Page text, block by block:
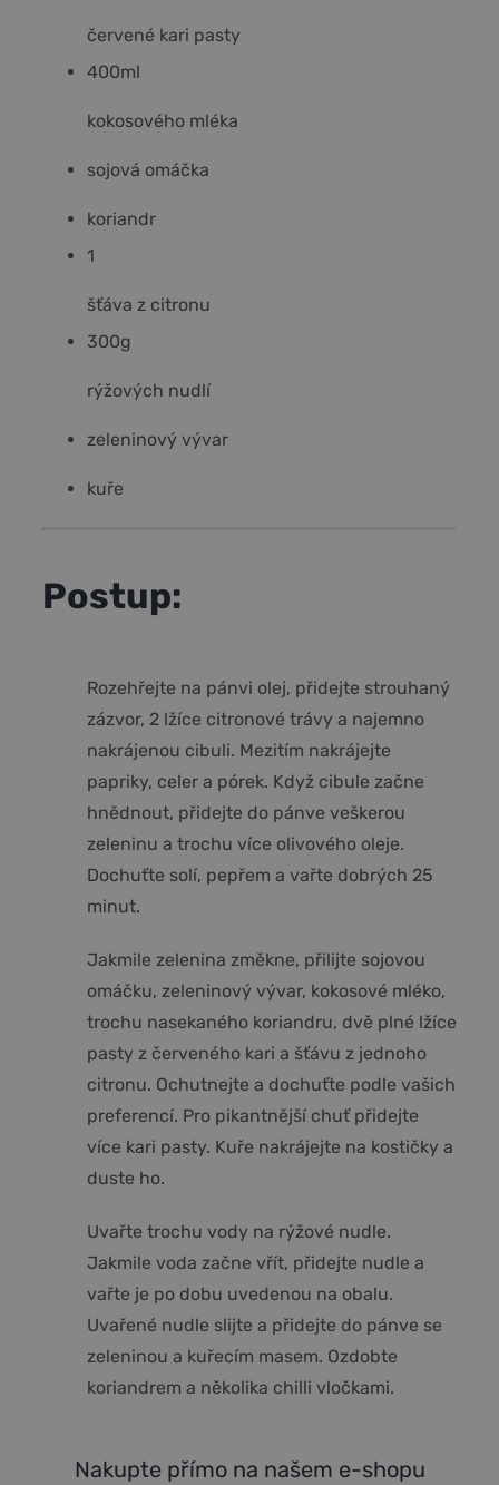
červené kari pasty
400ml
kokosového mléka
sojová omáčka
koriandr
1
šťáva z citronu
300g
rýžových nudlí
zeleninový vývar
kuře
Postup:
Rozehřejte na pánvi olej, přidejte strouhaný
zázvor, 2 lžíce citronové trávy a najemno
nakrájenou cibuli. Mezitím nakrájejte
papriky, celer a pórek. Když cibule začne
hnědnout, přidejte do pánve veškerou
zeleninu a trochu více olivového oleje.
Dochuťte solí, pepřem a vařte dobrých 25
minut.
Jakmile zelenina změkne, přilijte sojovou
omáčku, zeleninový vývar, kokosové mléko,
trochu nasekaného koriandru, dvě plné lžíce
pasty z červeného kari a šťávu z jednoho
citronu. Ochutnejte a dochuťte podle vašich
preferencí. Pro pikantnější chuť přidejte
více kari pasty. Kuře nakrájejte na kostičky a
duste ho.
Uvařte trochu vody na rýžové nudle.
Jakmile voda začne vřít, přidejte nudle a
vařte je po dobu uvedenou na obalu.
Uvařené nudle slijte a přidejte do pánve se
zeleninou a kuřecím masem. Ozdobte
koriandrem a několika chilli vločkami.
Nakupte přímo na našem e-shopu